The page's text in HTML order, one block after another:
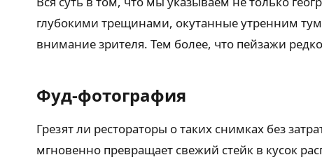
глубокими трещинами, окутанные утренним
внимание зрителя. Тем более, что пейзажи
Фуд-фотография
Грезят ли рестораторы о таких снимках без
мгновенно превращает свежий стейк в кусок